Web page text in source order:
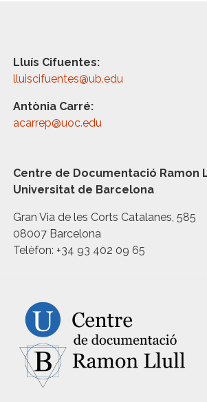
Lluís Cifuentes:
lluiscifuentes@ub.edu
Antònia Carré:
acarrep@uoc.edu
Centre de Documentació Ramon
Universitat de Barcelona
Gran Via de les Corts Catalanes, 585
08007 Barcelona
Telèfon: +34 93 402 09 65